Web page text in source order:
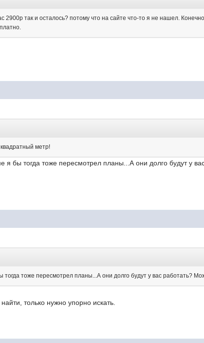
2900р так и осталось? потому что на сайте что-то я не нашел.
метр!
я бы тогда тоже пересмотрел планы...А они долго будут у
тоже пересмотрел планы...А они долго будут у вас работать?
только нужно упорно искать.